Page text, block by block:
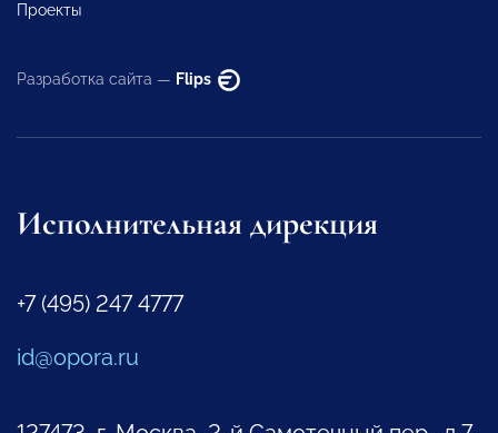
Проекты
Разработка сайта — Flips
Исполнительная дирекция
+7 (495) 247 4777
id@opora.ru